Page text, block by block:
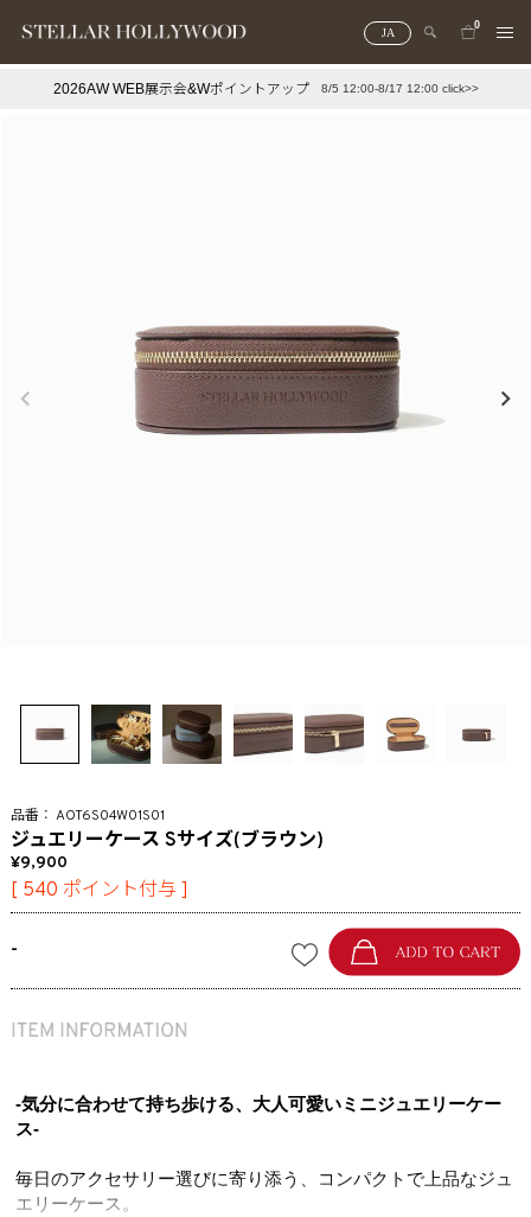
JA
0
2026AW WEB展示会&Wポイントアップ 8/5 12:00-8/17 12:00 click>>
AOT6S04W01S01
ジュエリーケース Sサイズ(ブラウン)
9,900
[ 540 ポイント付与 ]
-
-気分に合わせて持ち歩ける、大人可愛いミニジュエリーケー
ス-
毎日のアクセサリー選びに寄り添う、コンパクトで上品なジュ
エリーケース。